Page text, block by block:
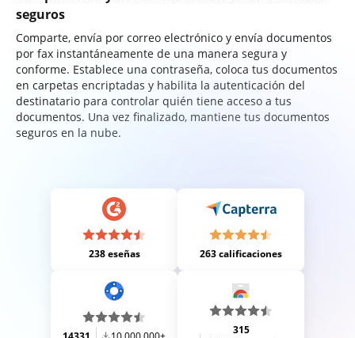
seguros
Comparte, envía por correo electrónico y envía documentos
por fax instantáneamente de una manera segura y
conforme. Establece una contraseña, coloca tus documentos
en carpetas encriptadas y habilita la autenticación del
destinatario para controlar quién tiene acceso a tus
documentos. Una vez finalizado, mantiene tus documentos
seguros en la nube.
238 eseñas 263 calificaciones
315